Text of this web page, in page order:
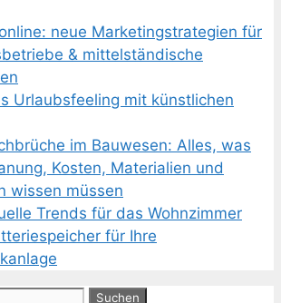
neue Marketingstrategien für
& mittelständische
Urlaubsfeeling mit künstlichen
im Bauwesen: Alles, was
Kosten, Materialien und
wissen müssen
Trends für das Wohnzimmer
für Ihre